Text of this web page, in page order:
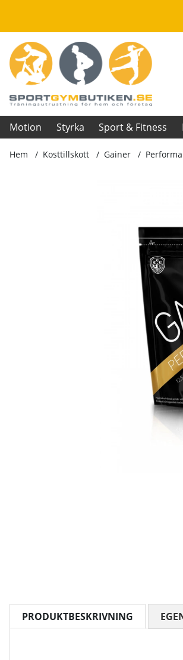
Motion Styrka Sport & Fitness
Hem Kosttillskott Gainer
PRODUKTBESKRIVNING